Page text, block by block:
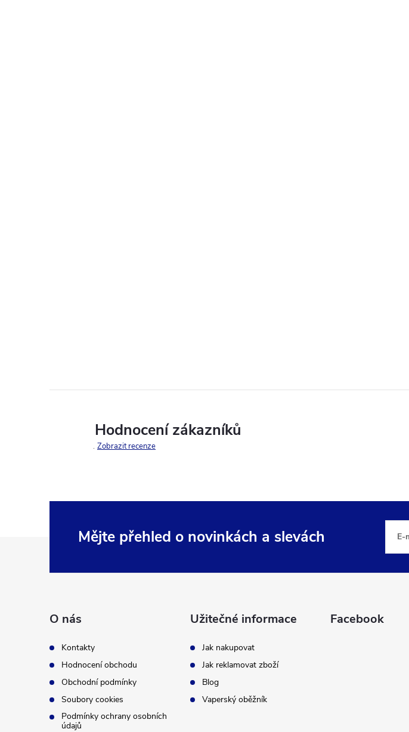
Hodnocení zákazníků
Zobrazit recenze
Mějte přehled o novinkách a slevách E-
O nás
Kontakty
Hodnocení obchodu
Obchodní podmínky
Soubory cookies
Podmínky ochrany osobních
údajů
Užitečné informace
Jak nakupovat
Jak reklamovat zboží
Blog
Vaperský oběžník
Facebook